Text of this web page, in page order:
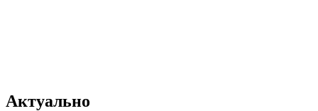
Актуально